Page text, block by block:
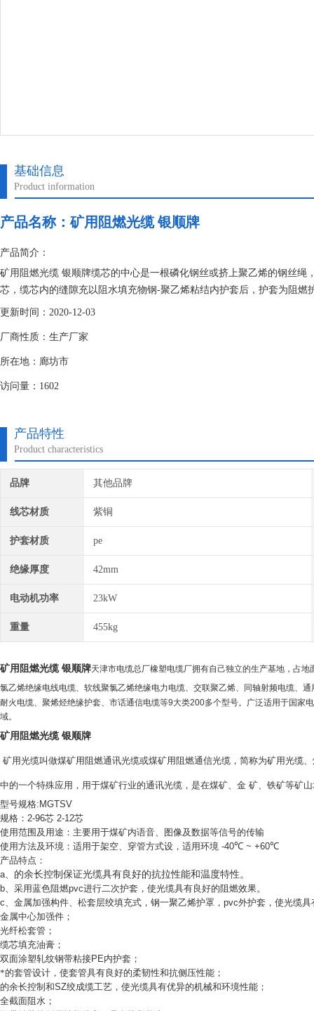
基础信息
Product information
产品名称： 矿用阻燃光缆 银顺牌
产品简介：
矿用阻燃光缆 银顺牌缆芯的中心是一根磷化钢丝或挤上聚乙烯的钢丝
芯，缆芯内的缝隙充以阻水填充物钢-聚乙烯粘结内护套后，护套为阻燃
更新时间：2020-12-03
厂商性质：生产厂家
所在地：廊坊市
访问量：1602
产品特性
Product characteristics
品牌 其他品牌
线芯材质 紫铜
护套材质 pe
绝缘厚度 42mm
电动机功率 23kW
重量 455kg
矿用阻燃光缆 银顺牌天津市电缆总厂橡塑电缆厂拥有自己独立的生产基地，占地
氯乙烯绝缘电线电缆、软线聚氯乙烯绝缘电力电缆、交联聚乙烯、同轴射频电缆、
耐火电缆、聚烯烃绝缘护套、市话通信电缆等9大类200多个型号。广泛适用于国家
域。
矿用阻燃光缆 银顺牌
矿用光缆叫做煤矿用阻燃通讯光缆或煤矿用阻燃通信光缆，简称为矿用光缆
中的一个特殊应用，用于煤矿行业的通讯光缆，是在煤矿、金 矿、铁矿等矿
型号规格:MGTSV
规格： 2-96芯 2-12芯
使用范围及用途：主要用于煤矿内语音、图像及数据等信号的传输
使用方法及环境：适用于架空、穿管方式设，适用环境 -40℃ ~ +60℃
产品特点：
a、 的余长控制保证光缆具有良好的抗拉性能和温度特性。
b、采用蓝色阻燃pvc进行二次护套，使光缆具有良好的阻燃效果。
c、金属加强构件、松套层绞填充式，钢一聚乙烯护罩， pvc外护套，使光缆
金属中心加强件；
光纤松套管；
缆芯填充油膏；
双面涂塑轧纹钢带粘接PE内护套；
*的套管设计，使套管具有良好的柔韧性和抗侧压性能；
的余长控制和SZ绞成缆工艺，使光缆具有优异的机械和环境性能；
全截面阻水；